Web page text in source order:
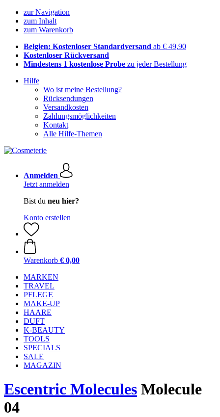
zur Navigation
zum Inhalt
zum Warenkorb
Belgien: Kostenloser Standardversand ab € 49,90
Kostenloser Rückversand
Mindestens 1 kostenlose Probe zu jeder Bestellung
Hilfe
Wo ist meine Bestellung?
Rücksendungen
Versandkosten
Zahlungsmöglichkeiten
Kontakt
Alle Hilfe-Themen
Anmelden
Jetzt anmelden
Bist du neu hier?
Konto erstellen
Warenkorb € 0,00
MARKEN
TRAVEL
PFLEGE
MAKE-UP
HAARE
DUFT
K-BEAUTY
TOOLS
SPECIALS
SALE
MAGAZIN
Escentric Molecules Molecule
04